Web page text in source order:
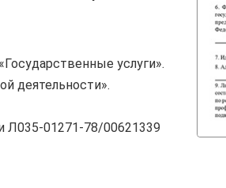
услуги».
деятельности».
Л035-01271-78/00621339